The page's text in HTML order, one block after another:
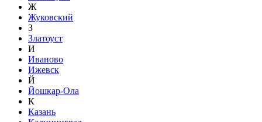
Ж
Жуковский
З
Златоуст
И
Иваново
Ижевск
Й
Йошкар-Ола
К
Казань